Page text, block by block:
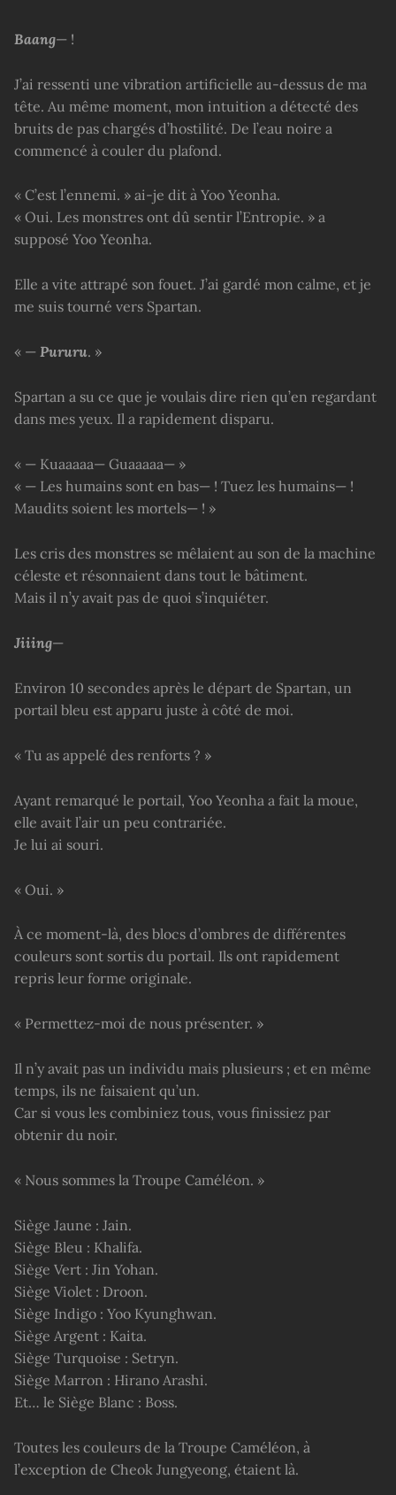
Baang— !
J’ai ressenti une vibration artificielle au-dessus de ma
tête. Au même moment, mon intuition a détecté des
bruits de pas chargés d’hostilité. De l’eau noire a
commencé à couler du plafond.
« C’est l’ennemi. » ai-je dit à Yoo Yeonha.
« Oui. Les monstres ont dû sentir l’Entropie. » a
supposé Yoo Yeonha.
Elle a vite attrapé son fouet. J’ai gardé mon calme, et je
me suis tourné vers Spartan.
« — Pururu. »
Spartan a su ce que je voulais dire rien qu’en regardant
dans mes yeux. Il a rapidement disparu.
« — Kuaaaaa— Guaaaaa— »
« — Les humains sont en bas— ! Tuez les humains— !
Maudits soient les mortels— ! »
Les cris des monstres se mêlaient au son de la machine
céleste et résonnaient dans tout le bâtiment.
Mais il n’y avait pas de quoi s’inquiéter.
Jiiing—
Environ 10 secondes après le départ de Spartan, un
portail bleu est apparu juste à côté de moi.
« Tu as appelé des renforts ? »
Ayant remarqué le portail, Yoo Yeonha a fait la moue,
elle avait l’air un peu contrariée.
Je lui ai souri.
« Oui. »
À ce moment-là, des blocs d’ombres de différentes
couleurs sont sortis du portail. Ils ont rapidement
repris leur forme originale.
« Permettez-moi de nous présenter. »
Il n’y avait pas un individu mais plusieurs ; et en même
temps, ils ne faisaient qu’un.
Car si vous les combiniez tous, vous finissiez par
obtenir du noir.
« Nous sommes la Troupe Caméléon. »
Siège Jaune : Jain.
Siège Bleu : Khalifa.
Siège Vert : Jin Yohan.
Siège Violet : Droon.
Siège Indigo : Yoo Kyunghwan.
Siège Argent : Kaita.
Siège Turquoise : Setryn.
Siège Marron : Hirano Arashi.
Et… le Siège Blanc : Boss.
Toutes les couleurs de la Troupe Caméléon, à
l’exception de Cheok Jungyeong, étaient là.